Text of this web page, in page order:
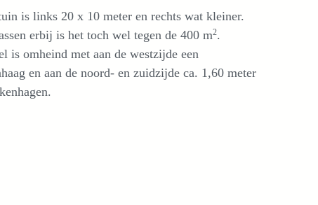
Lekker
is links 20 x 10 meter en rechts wat kleiner.
erbij is het toch wel tegen de 400 m2.
is omheind met aan de westzijde een
en aan de noord- en zuidzijde ca. 1,60 meter